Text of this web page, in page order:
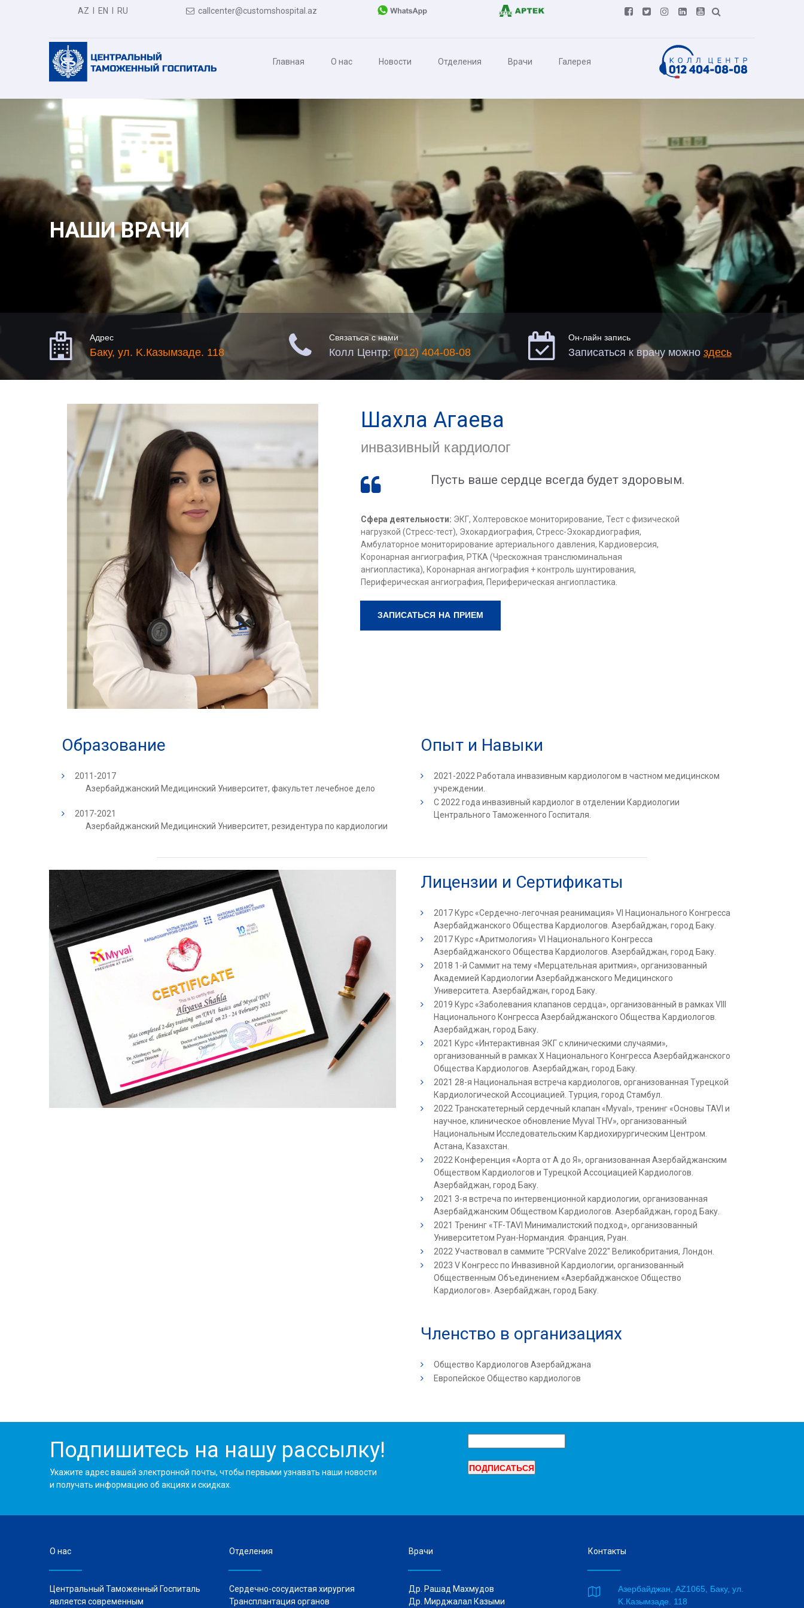
AZ EN RU  callcenter@customshospital.az      
Главная О нас Новости Отделения Врачи Галерея
НАШИ ВРАЧИ
 Адрес
Баку, ул. K.Казымзаде. 118  Связаться с нами
Колл Центр:(012) 404-08-08  Он-лайн запись
Записаться к врачу можно здесь
Шахла Агаева
инвазивный кардиолог
 Пусть ваше сердце всегда будет здоровым.
Сфера деятельности: ЭКГ, Холтеровское мониторирование, Тест с физической
нагрузкой (Стресс-тест), Эхокардиография, Стресс-Эхокардиография,
Амбулаторное мониторирование артериального давления, Кардиоверсия,
Коронарная ангиография, PTKA (Чрескожная транслюминальная
ангиопластика), Коронарная ангиография + контроль шунтирования,
Периферическая ангиография, Периферическая ангиопластика.
ЗАПИСАТЬСЯ НА ПРИЕМ
Образование
2011-2017
Азербайджанский Медицинский Университет, факультет лечебное дело
2017-2021
Азербайджанский Медицинский Университет, резидентура по кардиологии
Опыт и Навыки
2021-2022 Работала инвазивным кардиологом в частном медицинском
учреждении.
С 2022 года инвазивный кардиолог в отделении Кардиологии
Центрального Таможенного Госпиталя.
Лицензии и Сертификаты
2017 Курс «Сердечно-легочная реанимация» VI Национального Конгресса
Азербайджанского Общества Кардиологов. Азербайджан, город Баку.
2017 Курс «Аритмология» VI Национального Конгресса
Азербайджанского Общества Кардиологов. Азербайджан, город Баку.
2018 1-й Саммит на тему «Мерцательная аритмия», организованный
Академией Кардиологии Азербайджанского Медицинского
Университета. Азербайджан, город Баку.
2019 Курс «Заболевания клапанов сердца», организованный в рамках VIII
Национального Конгресса Азербайджанского Общества Кардиологов.
Азербайджан, город Баку.
2021 Курс «Интерактивная ЭКГ с клиническими случаями»,
организованный в рамках Х Национального Конгресса Азербайджанского
Общества Кардиологов. Азербайджан, город Баку.
2021 28-я Национальная встреча кардиологов, организованная Турецкой
Кардиологической Ассоциацией. Турция, город Стамбул.
2022 Транскатетерный сердечный клапан «Myval», тренинг «Основы TAVI и
научное, клиническое обновление Myval THV», организованный
Национальным Исследовательским Кардиохирургическим Центром.
Астана, Казахстан.
2022 Конференция «Аорта от А до Я», организованная Азербайджанским
Обществом Кардиологов и Турецкой Ассоциацией Кардиологов.
Азербайджан, город Баку.
2021 3-я встреча по интервенционной кардиологии, организованная
Азербайджанским Обществом Кардиологов. Азербайджан, город Баку.
2021 Тренинг «TF-TAVI Минималистский подход», организованный
Университетом Руан-Нормандия. Франция, Руан.
2022 Участвовал в саммите "PCRValve 2022" Великобритания, Лондон.
2023 V Конгресс по Инвазивной Кардиологии, организованный
Общественным Объединением «Азербайджанское Общество
Кардиологов». Азербайджан, город Баку.
Членство в организациях
Общество Кардиологов Азербайджана
Европейское Общество кардиологов
Подпишитесь на нашу рассылку!
Укажите адрес вашей электронной почты, чтобы первыми узнавать наши новости
и получать информацию об акциях и скидках.
О нас
Центральный Таможенный Госпиталь
является современным
Отделения
Сердечно-сосудистая хирургия
Трансплантация органов
Врачи
Др. Рашад Махмудов
Др. Мирджалал Казыми
Контакты

Азербайджан, AZ1065, Баку, ул.
K.Казымзаде. 118